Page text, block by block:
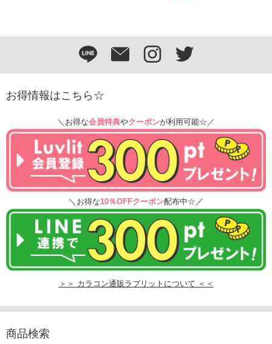
お得情報はこちら☆
＼お得な会員特典やクーポンが利用可能☆／
＼お得な10％OFFクーポン配布中☆／
＞＞ カラコン通販ラブリットについて ＜＜
商品検索